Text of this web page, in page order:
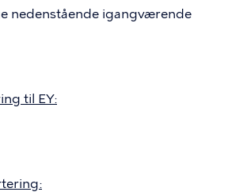
nedenstående igangværende
til EY: